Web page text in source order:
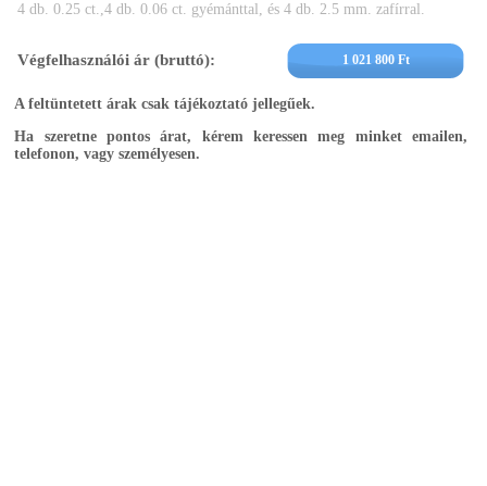
4 db. 0.25 ct.,4 db. 0.06 ct. gyémánttal, és 4 db. 2.5 mm. zafírral.
Végfelhasználói ár (bruttó): 1 021 800 Ft
A feltüntetett árak csak tájékoztató jellegűek.
Ha szeretne pontos árat, kérem keressen meg minket emailen,
telefonon, vagy személyesen.